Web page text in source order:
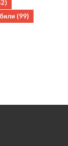
(99)